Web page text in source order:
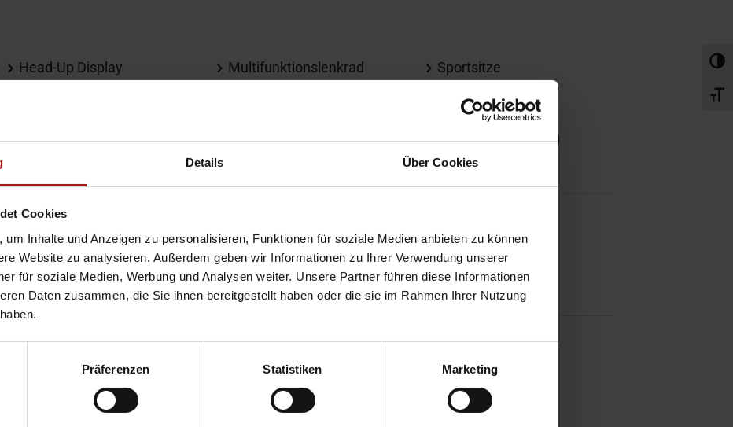
Details Über Cookies
Cookies
um Inhalte und Anzeigen zu personalisieren, Funktionen für soziale Medien anbieten zu können
Website zu analysieren. Außerdem geben wir Informationen zu Ihrer Verwendung unserer
für soziale Medien, Werbung und Analysen weiter. Unsere Partner führen diese Informationen
Daten zusammen, die Sie ihnen bereitgestellt haben oder die sie im Rahmen Ihrer Nutzung
Präferenzen Statistiken Marketing
Head-Up Display
Klimaautomatik
Multifunktionslenkrad
Servolenkung
Sportsitze
Kombiinstrument
Zentralverriegelung
Beheizbare Frontscheibe
Dachreling
Elektr. Heckklappe
Elektr. Seitenspiegel
Leichtmetallfelgen
Metallic
Sportfahrwerk
Winterpaket
Regensensor
Verkehrszeichenerkennung